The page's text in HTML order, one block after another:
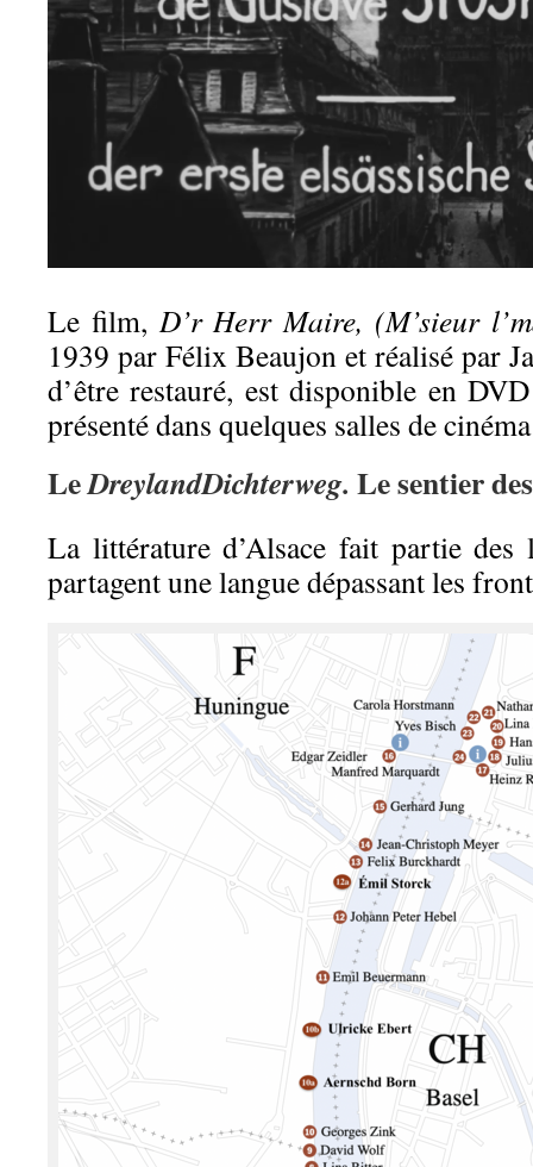
Le film, D’r Herr Maire, (M’sieur
1939 par Félix Beaujon et réalisé par
d’être restauré, est disponible en
présenté dans quelques salles de
LeDreylandDichterweg. Le sentier
La littérature d’Alsace fait partie des
partagent une langue dépassant les